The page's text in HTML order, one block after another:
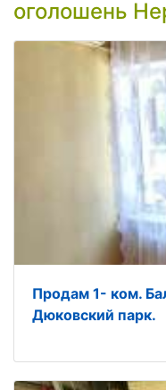
оголошень
Продам 1- ком.
Дюковский парк.